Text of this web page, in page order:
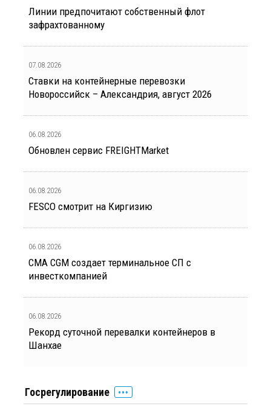
Линии предпочитают собственный флот
зафрахтованному
07.08.2026
Ставки на контейнерные перевозки
Новороссийск – Александрия, август 2026
06.08.2026
Обновлен сервис FREIGHTMarket
06.08.2026
FESCO смотрит на Киргизию
06.08.2026
CMA CGM создает терминальное СП с
инвесткомпанией
06.08.2026
Рекорд суточной перевалки контейнеров в
Шанхае
Госрегулирование